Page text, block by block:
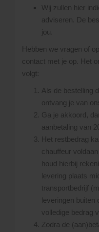
Wij zullen hier
adviseren. De
jou.
Hebben we vragen of
contact met je op. Het
volgt:
Als de bestelling
ontvang je van
Ga je akkoord,
aanbetaling van
Het restbedrag
chauffeur
houd hierbij
levering plaats
transportbedrijf
leveringen buiten
volledige bedrag
Zodra de